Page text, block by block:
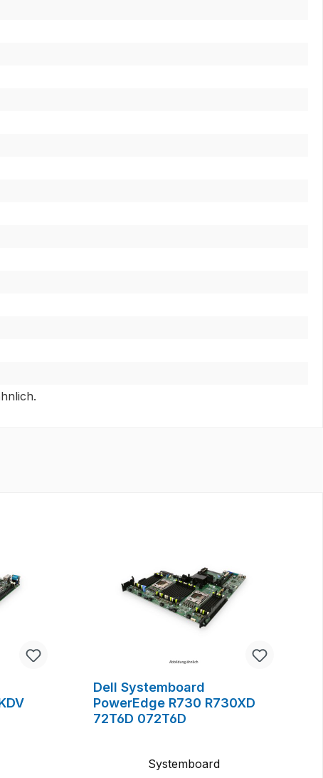
Dell Systemboard
PowerEdge R730 R730XD
72T6D 072T6D
Systemboard